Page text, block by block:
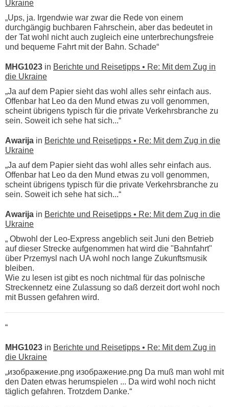
Ukraine
„Ups, ja. Irgendwie war zwar die Rede von einem
durchgängig buchbaren Fahrschein, aber das bedeutet in
der Tat wohl nicht auch zugleich eine unterbrechungsfreie
und bequeme Fahrt mit der Bahn. Schade“
MHG1023 in Berichte und Reisetipps • Re: Mit dem Zug in
die Ukraine
„Ja auf dem Papier sieht das wohl alles sehr einfach aus.
Offenbar hat Leo da den Mund etwas zu voll genommen,
scheint übrigens typisch für die private Verkehrsbranche zu
sein. Soweit ich sehe hat sich...“
Awarija in Berichte und Reisetipps • Re: Mit dem Zug in die
Ukraine
„Ja auf dem Papier sieht das wohl alles sehr einfach aus.
Offenbar hat Leo da den Mund etwas zu voll genommen,
scheint übrigens typisch für die private Verkehrsbranche zu
sein. Soweit ich sehe hat sich...“
Awarija in Berichte und Reisetipps • Re: Mit dem Zug in die
Ukraine
„ Obwohl der Leo-Express angeblich seit Juni den Betrieb
auf dieser Strecke aufgenommen hat wird die "Bahnfahrt"
über Przemysl nach UA wohl noch lange Zukunftsmusik
bleiben.
Wie zu lesen ist gibt es noch nichtmal für das polnische
Streckennetz eine Zulassung so daß derzeit dort wohl noch
mit Bussen gefahren wird.
“
MHG1023 in Berichte und Reisetipps • Re: Mit dem Zug in
die Ukraine
„изображение.png изображение.png Da muß man wohl mit
den Daten etwas herumspielen ... Da wird wohl noch nicht
täglich gefahren. Trotzdem Danke.“